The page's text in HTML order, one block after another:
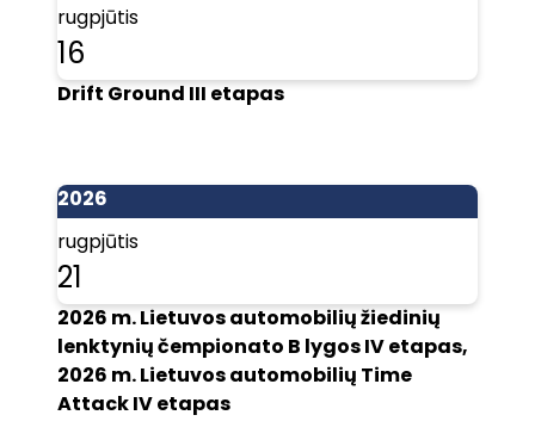
rugpjūtis
16
Drift Ground III etapas
2026
rugpjūtis
21
2026 m. Lietuvos automobilių žiedinių
lenktynių čempionato B lygos IV etapas,
2026 m. Lietuvos automobilių Time
Attack IV etapas